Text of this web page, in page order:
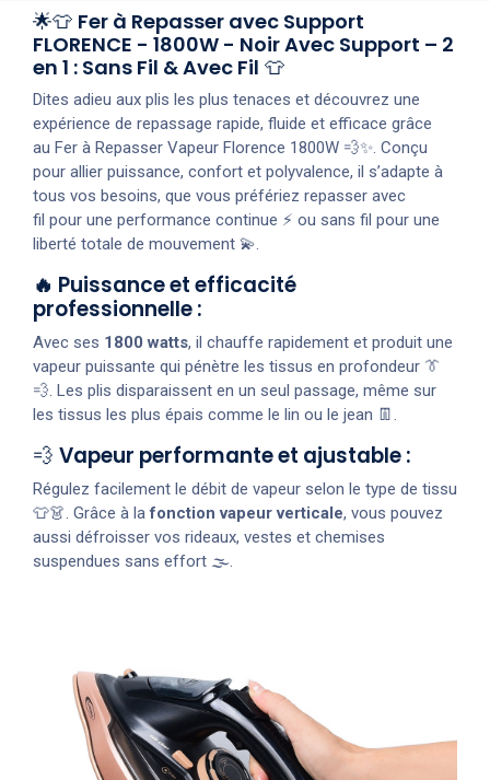
🌟👕 Fer à Repasser avec Support
FLORENCE - 1800W - Noir Avec Support – 2
en 1 : Sans Fil & Avec Fil 👕
Dites adieu aux plis les plus tenaces et découvrez une
expérience de repassage rapide, fluide et efficace grâce
au Fer à Repasser Vapeur Florence 1800W 💨✨. Conçu
pour allier puissance, confort et polyvalence, il s’adapte à
tous vos besoins, que vous préfériez repasser avec
fil pour une performance continue ⚡ ou sans fil pour une
liberté totale de mouvement 💫.
🔥 Puissance et efficacité
professionnelle :
Avec ses 1800 watts, il chauffe rapidement et produit une
vapeur puissante qui pénètre les tissus en profondeur 👔
💨. Les plis disparaissent en un seul passage, même sur
les tissus les plus épais comme le lin ou le jean 👖.
💨 Vapeur performante et ajustable :
Régulez facilement le débit de vapeur selon le type de tissu
👕👗. Grâce à lafonction vapeur verticale, vous pouvez
aussi défroisser vos rideaux, vestes et chemises
suspendues sans effort 🌫️.